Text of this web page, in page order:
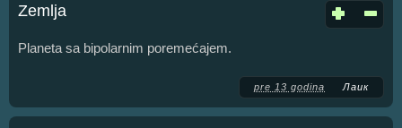
Zemlja
Planeta sa bipolarnim poremećajem.
pre 13 godina Лаик